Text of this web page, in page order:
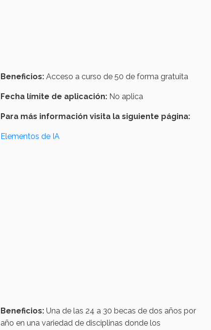
Beneficios: Acceso a curso de 50 de forma gratuita
Fecha límite de aplicación: No aplica
Para más información visita la siguiente página:
Elementos de IA
Beneficios: Una de las 24 a 30 becas de dos años por
año en una variedad de disciplinas donde los